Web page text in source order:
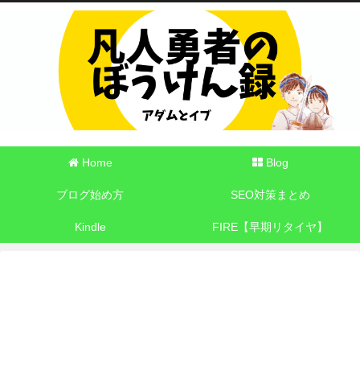
Home Blog
ブログ始め方 SEO対策まとめ
Kindle FIRE【早期リタイヤ】